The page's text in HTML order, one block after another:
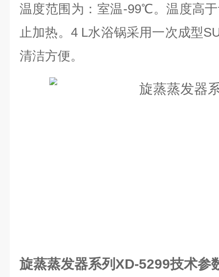
温度范围为：室温-99℃。温度高
止加热。4 L水浴锅采用一次成型
清洁方便。
旋蒸蒸发器系列 XD-5299技术参